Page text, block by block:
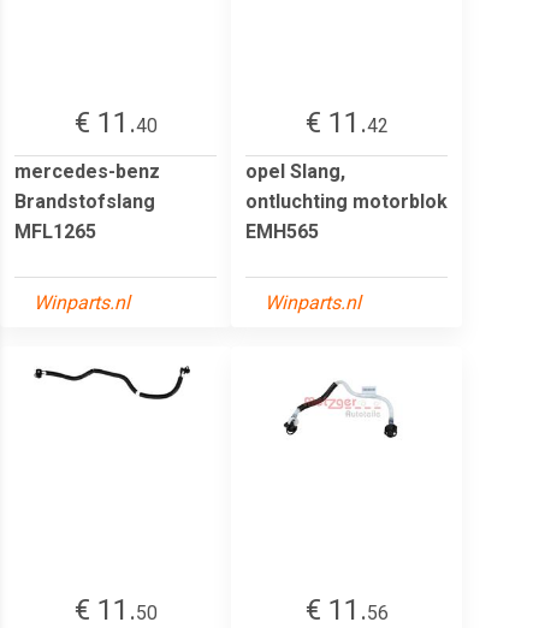
€ 11.40
mercedes-benz
Brandstofslang
MFL1265
Winparts.nl
€ 11.42
opel Slang,
ontluchting motorblok
EMH565
Winparts.nl
€ 11.50
€ 11.56